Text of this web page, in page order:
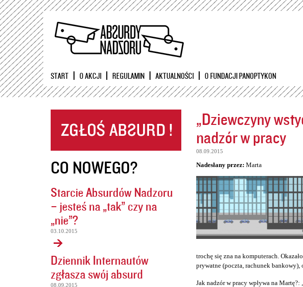
START O AKCJI REGULAMIN AKTUALNOŚCI O FUNDACJI PANOPTYKON
CO NOWEGO?
Starcie Absurdów Nadzoru
– jesteś na „tak” czy na
„nie”?
03.10.2015
Dziennik Internautów
zgłasza swój absurd
08.09.2015
„Dziewczyny
nadzór w pracy
08.09.2015
Nadesłany przez: Marta
trochę się zna na komputerach.
prywatne (poczta, rachunek
Jak nadzór w pracy wpływa na